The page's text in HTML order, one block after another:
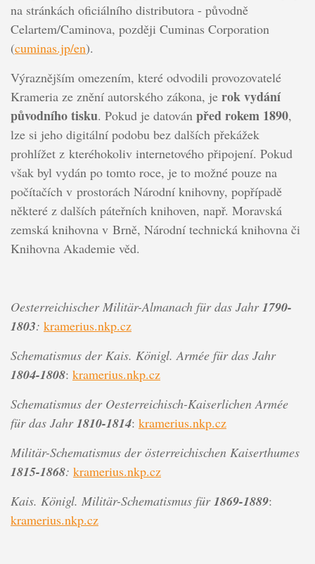
na stránkách oficiálního distributora - původně
Celartem/Caminova, později Cuminas Corporation
(cuminas.jp/en).
Výraznějším omezením, které odvodili provozovatelé
Krameria ze znění autorského zákona, je rok vydání
původního tisku. Pokud je datován před rokem 1890,
lze si jeho digitální podobu bez dalších překážek
prohlížet z kteréhokoliv internetového připojení. Pokud
však byl vydán po tomto roce, je to možné pouze na
počítačích v prostorách Národní knihovny, popřípadě
některé z dalších páteřních knihoven, např. Moravská
zemská knihovna v Brně, Národní technická knihovna či
Knihovna Akademie věd.
Oesterreichischer Militär-Almanach für das Jahr1790-
1803: kramerius.nkp.cz
Schematismus der Kais. Königl. Armée für das Jahr
1804-1808: kramerius.nkp.cz
Schematismus der Oesterreichisch-Kaiserlichen Armée
für das Jahr1810-1814: kramerius.nkp.cz
Militär-Schematismus der österreichischen Kaiserthumes
1815-1868: kramerius.nkp.cz
Kais. Königl. Militär-Schematismus für1869-1889:
kramerius.nkp.cz